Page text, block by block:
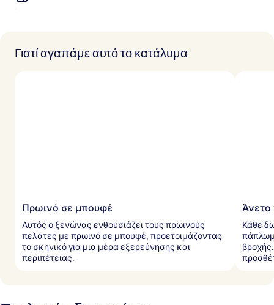
Γιατί αγαπάμε αυτό το κατάλυμα
Πρωινό σε μπουφέ
Αυτός ο ξενώνας ενθουσιάζει τους πρωινούς
πελάτες με πρωινό σε μπουφέ, προετοιμάζοντας
το σκηνικό για μια μέρα εξερεύνησης και
περιπέτειας.
Κάθε